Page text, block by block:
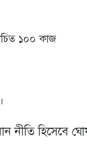
১০০ কাজ
নীতি হিসেবে